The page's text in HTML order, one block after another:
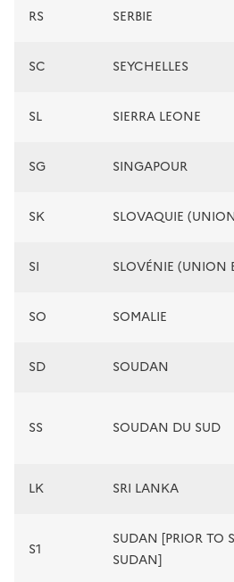
RS SERBIE
SC SEYCHELLES
SL SIERRA LEONE
SG SINGAPOUR
SK SLOVAQUIE
SI SLOVÉNIE (UNION
SO SOMALIE
SD SOUDAN
SS SOUDAN DU SUD
LK SRI LANKA
S1
SUDAN [PRIOR TO
SUDAN]